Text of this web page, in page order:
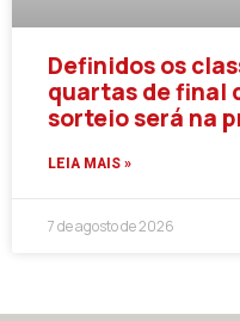
Definidos os
quartas de final
sorteio será na
LEIA MAIS »
7 de agosto de 2026